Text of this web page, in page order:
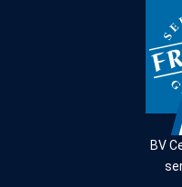
BV